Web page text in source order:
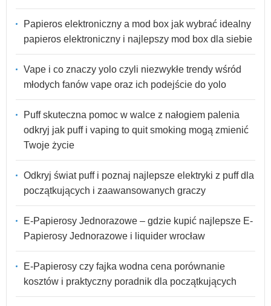
Papieros elektroniczny a mod box jak wybrać idealny
papieros elektroniczny i najlepszy mod box dla siebie
Vape i co znaczy yolo czyli niezwykłe trendy wśród
młodych fanów vape oraz ich podejście do yolo
Puff skuteczna pomoc w walce z nałogiem palenia
odkryj jak puff i vaping to quit smoking mogą zmienić
Twoje życie
Odkryj świat puff i poznaj najlepsze elektryki z puff dla
początkujących i zaawansowanych graczy
E-Papierosy Jednorazowe – gdzie kupić najlepsze E-
Papierosy Jednorazowe i liquider wrocław
E-Papierosy czy fajka wodna cena porównanie
kosztów i praktyczny poradnik dla początkujących